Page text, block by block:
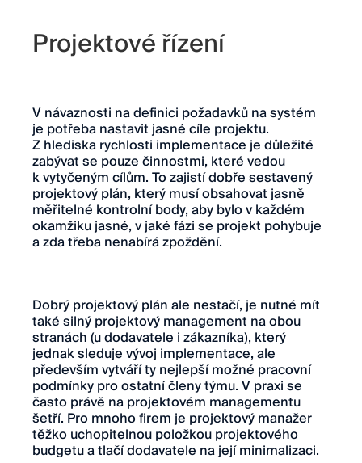
Projektové řízení
V návaznosti na definici požadavků na systém
je potřeba nastavit jasné cíle projektu.
Z hlediska rychlosti implementace je důležité
zabývat se pouze činnostmi, které vedou
k vytyčeným cílům. To zajistí dobře sestavený
projektový plán, který musí obsahovat jasně
měřitelné kontrolní body, aby bylo v každém
okamžiku jasné, v jaké fázi se projekt pohybuje
a zda třeba nenabírá zpoždění.
Dobrý projektový plán ale nestačí, je nutné mít
také silný projektový management na obou
stranách (u dodavatele i zákazníka), který
jednak sleduje vývoj implementace, ale
především vytváří ty nejlepší možné pracovní
podmínky pro ostatní členy týmu. V praxi se
často právě na projektovém managementu
šetří. Pro mnoho firem je projektový manažer
těžko uchopitelnou položkou projektového
budgetu a tlačí dodavatele na její minimalizaci.